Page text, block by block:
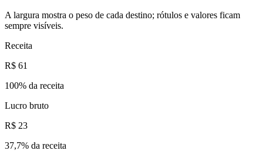
A largura mostra o peso de cada destino; rótulos e valores ficam
sempre visíveis.
Receita
R$ 61
100% da receita
Lucro bruto
R$ 23
37,7% da receita